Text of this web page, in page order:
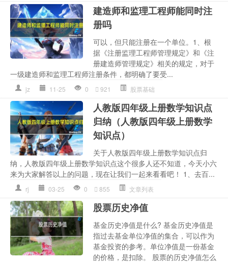
建造师和监理工程师能同时注
册吗
可以，但只能注册在一个单位。1、根
据《注册监理工程师管理规定》和《注
册建造师管理规定》相关的规定，对于
一级建造师和监理工程师注册条件，都明确了要受...
jz 11-25 0 921 股票基础
人教版四年级上册数学知识点
归纳（人教版四年级上册数学
知识点）
关于人教版四年级上册数学知识点归
纳，人教版四年级上册数学知识点这个很多人还不知道，今天小六
来为大家解答以上的问题，现在让我们一起来看看吧！ 1、去百...
rj 03-25 0 855 文章列表
股票历史净值
基金历史净值是什么? 基金历史净值是
指过去基金单位净值的集合，可以作为
基金投资的参考。单位净值是一份基金
的价格，是扣除。 股票的历史净值怎么